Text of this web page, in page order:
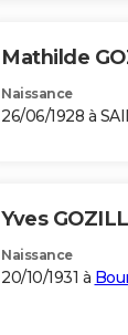
Mathilde
Naissance
26/06/1928 à
Yves
Naissance
20/10/1931 à